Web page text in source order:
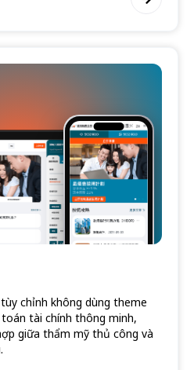
chỉnh không dùng theme
tài chính thông minh,
giữa thẩm mỹ thủ công và